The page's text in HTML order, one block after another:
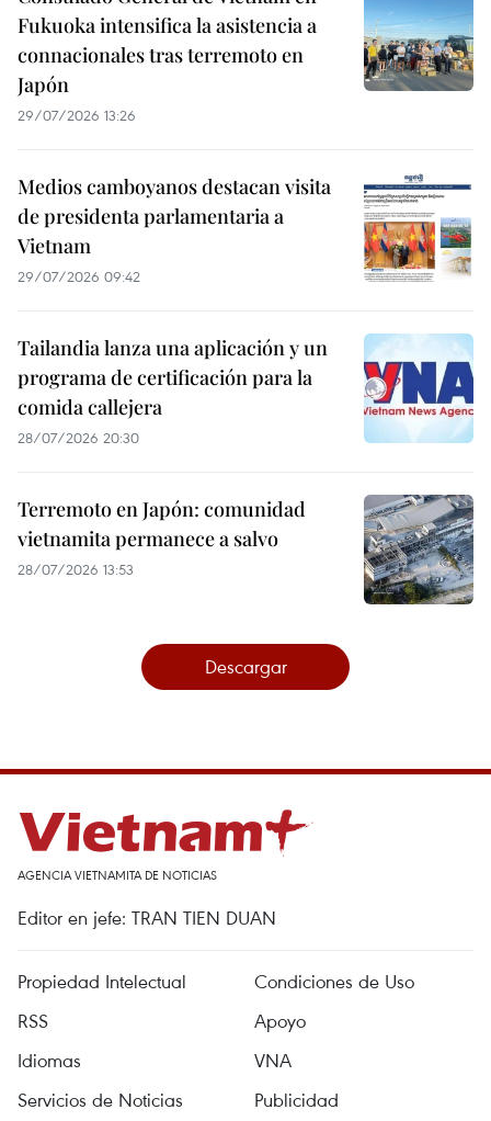
Fukuoka intensifica la asistencia a
connacionales tras terremoto en
Japón
29/07/2026 13:26
Medios camboyanos destacan visita
de presidenta parlamentaria a
Vietnam
29/07/2026 09:42
Tailandia lanza una aplicación y un
programa de certificación para la
comida callejera
28/07/2026 20:30
Terremoto en Japón: comunidad
vietnamita permanece a salvo
28/07/2026 13:53
Descargar
AGENCIA VIETNAMITA DE NOTICIAS
Editor en jefe: TRAN TIEN DUAN
Propiedad Intelectual
Condiciones de Uso
RSS
Apoyo
Idiomas
VNA
Servicios de Noticias
Publicidad